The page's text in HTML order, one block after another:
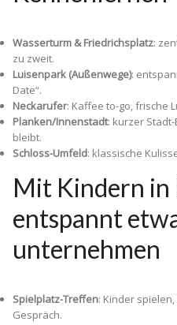
Wasserturm & Friedrichsplatz:
zu zweit.
Luisenpark (Außenwege):
Date“.
Neckarufer: Kaffee to-go, frische
Planken/Innenstadt: kurzer
bleibt.
Schloss-Umfeld: klassische
Mit Kindern in
entspannt
unternehmen
Spielplatz-Treffen: Kinder
Gespräch.